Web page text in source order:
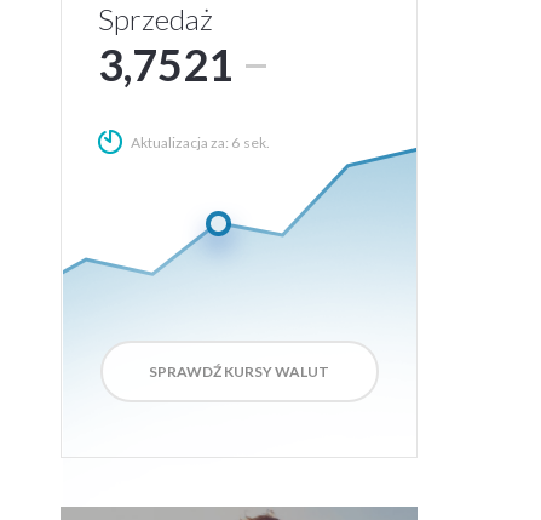
Sprzedaż
3,7521
Aktualizacja za: 4 sek.
SPRAWDŹ KURSY WALUT